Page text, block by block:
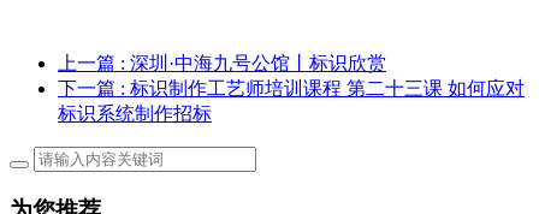
上一篇 : 深圳·中海九号公馆丨标识欣赏
下一篇 : 标识制作工艺师培训课程 第二十三课 如何应对
标识系统制作招标